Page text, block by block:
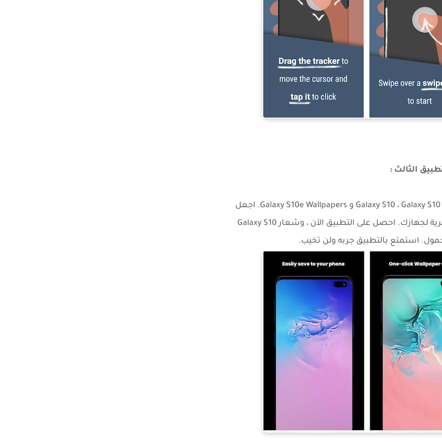
الثالث :
يقدم التطبيق مجموعة كبيرة ومتنوعة من Galaxy S10 ، Galaxy S10 Plus و Galaxy S10e Wallpapers. اجعل
شاشتك تبدو جميلة مع خلفيات وخلفيات حصرية لجهازك. احصل على التطبيق الآن ، وشعار Galaxy S10